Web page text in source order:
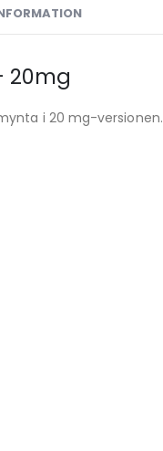
20mg
i 20 mg-versionen.